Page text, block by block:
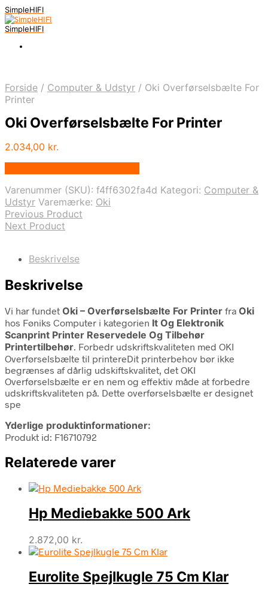
SimpleHIFI
SimpleHIFI
Forside / Computer & Udstyr / Oki Overførselsbælte For
Printer
Oki Overførselsbælte For Printer
2.034,00 kr.
Varenummer (SKU): f4ff6302fa4d Kategori: Computer &
Udstyr Varemærke: Oki
Previous Product
Next Product
Beskrivelse
Beskrivelse
Vi har fundet Oki – Overførselsbælte For Printer fra Oki
hos Føniks Computer i kategorien It Og Elektronik
Scanprint Printer Reservedele Og Tilbehør
Printertilbehør. Forbedr udskriftskvaliteten med OKI
Overførselsbælte til printereDit printerbehov bør ikke
begrænses af dårlig udskiftskvalitet, det OKI
Overførselsbælte er en nem og effektiv måde at forbedre
udskriftskvaliteten på. Dette overførselsbælte er designet
spe
Yderlige produktinformationer:
Produkt id: F16710792
Relaterede varer
Hp Mediebakke 500 Ark
2.872,00 kr.
Eurolite Spejlkugle 75 Cm Klar